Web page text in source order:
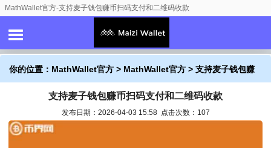
MathWallet官方-支持麦子钱包赚币扫码支付和二维码收款
你的位置： MathWallet官方 > MathWallet官方 > 支持麦子钱包赚
币扫码支付和二维码收款
支持麦子钱包赚币扫码支付和二维码收款
发布日期：2026-04-03 15:58 点击次数：107